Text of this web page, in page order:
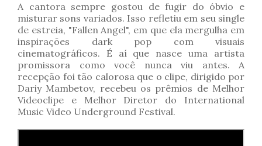
A cantora sempre gostou de fugir do óbvio e
misturar sons variados. Isso refletiu em seu single
de estreia, "Fallen Angel", em que ela mergulha em
inspirações dark pop com visuais
cinematográficos. É aí que nasce uma artista
promissora como você nunca viu antes. A
recepção foi tão calorosa que o clipe, dirigido por
Dariy Mambetov, recebeu os prêmios de Melhor
Videoclipe e Melhor Diretor do International
Music Video Underground Festival.